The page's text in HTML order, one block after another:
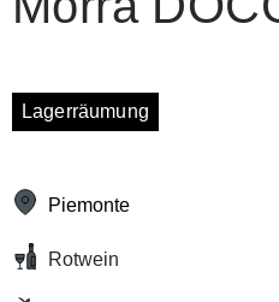
Lagerräumung
Piemonte
Rotwein